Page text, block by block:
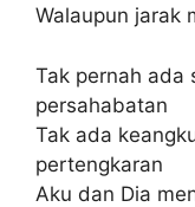
Walaupun jarak
Tak pernah ada
persahabatan
Tak ada
pertengkaran
Aku dan Dia